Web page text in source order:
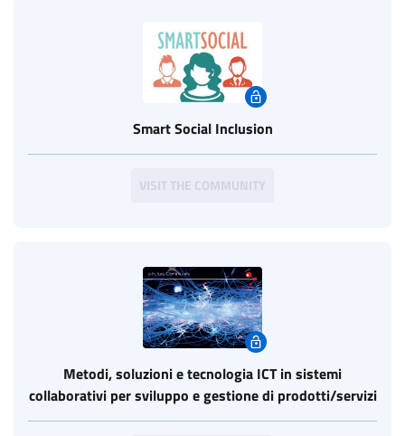
Smart Social Inclusion
VISIT THE COMMUNITY
Metodi, soluzioni e tecnologia ICT in sistemi
collaborativi per sviluppo e gestione di prodotti/servizi